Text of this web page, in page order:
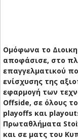
Ομόφωνα το
αποφάσισε, στο
επαγγελματικού
ενίσχυσης της
εφαρμογή των
Offside, σε όλους
playoffs και
Πρωταθλήματα
και σε ματς του